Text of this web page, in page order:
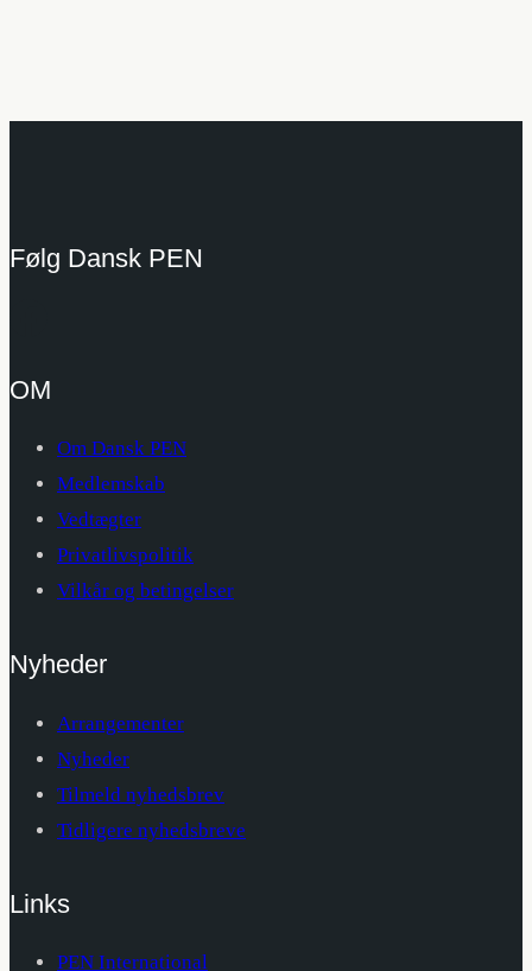
Følg Dansk PEN
OM
Om Dansk PEN
Medlemskab
Vedtægter
Privatlivspolitik
Vilkår og betingelser
Nyheder
Arrangementer
Nyheder
Tilmeld nyhedsbrev
Tidligere nyhedsbreve
Links
PEN International